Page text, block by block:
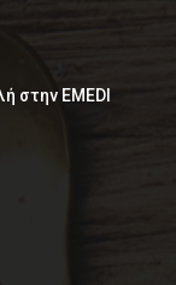
στην EMEDI